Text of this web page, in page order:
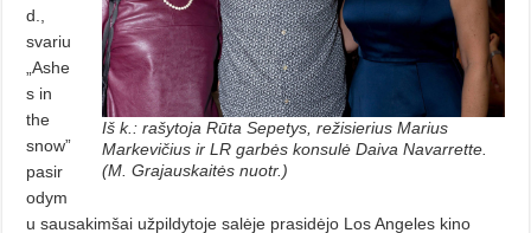
Iš k.: rašytoja Rūta Sepetys, režisierius Marius
Markevičius ir LR garbės konsulė Daiva Navarrette.
(M. Grajauskaitės nuotr.)
d.,
svariu
„Ashe
s in
the
snow”
pasir
odym
u sausakimšai užpildytoje salėje prasidėjo Los Angeles kino